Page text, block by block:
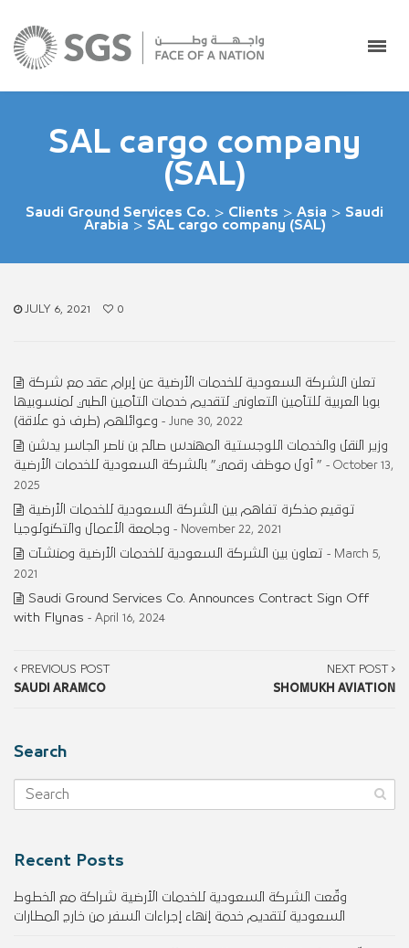
SAL cargo company
(SAL)
Saudi Ground Services Co. > Clients > Asia > Saudi
Arabia > SAL cargo company (SAL)
JULY 6, 2021 0
تعلن الشركة السعودية للخدمات الأرضية عن إبرام عقد مع شركة
بوبا العربية للتأمين التعاوني لتقديم خدمات التأمين الطبي لمنسوبيها
وعوائلهم (طرف ذو علاقة) - June 30, 2022
وزير النقل والخدمات اللوجستية المهندس صالح بن ناصر الجاسر يدشن
” أول موظف رقمي” بالشركة السعودية للخدمات الأرضية - October 13,
2025
توقيع مذكرة تفاهم بين الشركة السعودية للخدمات الأرضية
وجامعة الأعمال والتكنولوجيا - November 22, 2021
تعاون بين الشركة السعودية للخدمات الأرضية ومنشآت - March 5,
2021
Saudi Ground Services Co. Announces Contract Sign Off
with Flynas - April 16, 2024
PREVIOUS POST
SAUDI ARAMCO
NEXT POST
SHOMUKH AVIATION
Search
Recent Posts
وقّعت الشركة السعودية للخدمات الأرضية شراكة مع الخطوط
السعودية لتقديم خدمة إنهاء إجراءات السفر من خارج المطارات